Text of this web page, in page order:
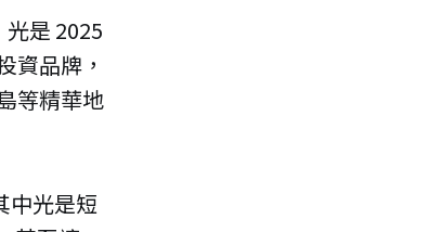
是 2025
資品牌，
等精華地
中光是短